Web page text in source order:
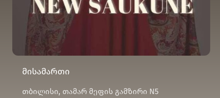
მისამართი
თბილისი, თამარ მეფის გამზირი N5